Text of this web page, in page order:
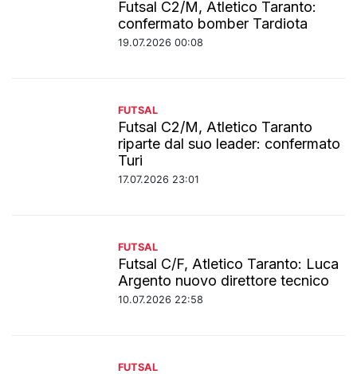
Futsal C2/M, Atletico Taranto:
confermato bomber Tardiota
19.07.2026 00:08
FUTSAL
Futsal C2/M, Atletico Taranto
riparte dal suo leader: confermato
Turi
17.07.2026 23:01
FUTSAL
Futsal C/F, Atletico Taranto: Luca
Argento nuovo direttore tecnico
10.07.2026 22:58
FUTSAL